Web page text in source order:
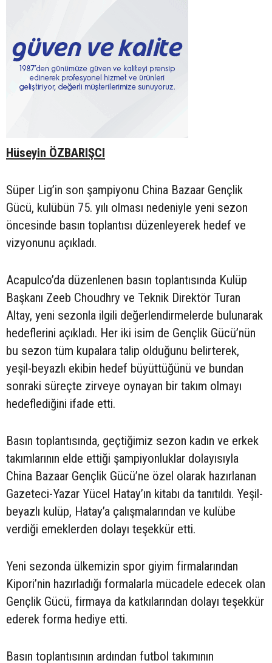
Hüseyin ÖZBARIŞCI
Süper Lig’in son şampiyonu China Bazaar Gençlik
Gücü, kulübün 75. yılı olması nedeniyle yeni sezon
öncesinde basın toplantısı düzenleyerek hedef ve
vizyonunu açıkladı.
Acapulco’da düzenlenen basın toplantısında Kulüp
Başkanı Zeeb Choudhry ve Teknik Direktör Turan
Altay, yeni sezonla ilgili değerlendirmelerde bulunarak
hedeflerini açıkladı. Her iki isim de Gençlik Gücü’nün
bu sezon tüm kupalara talip olduğunu belirterek,
yeşil-beyazlı ekibin hedef büyüttüğünü ve bundan
sonraki süreçte zirveye oynayan bir takım olmayı
hedeflediğini ifade etti.
Basın toplantısında, geçtiğimiz sezon kadın ve erkek
takımlarının elde ettiği şampiyonluklar dolayısıyla
China Bazaar Gençlik Gücü’ne özel olarak hazırlanan
Gazeteci-Yazar Yücel Hatay’ın kitabı da tanıtıldı. Yeşil-
beyazlı kulüp, Hatay’a çalışmalarından ve kulübe
verdiği emeklerden dolayı teşekkür etti.
Yeni sezonda ülkemizin spor giyim firmalarından
Kipori’nin hazırladığı formalarla mücadele edecek olan
Gençlik Gücü, firmaya da katkılarından dolayı teşekkür
ederek forma hediye etti.
Basın toplantısının ardından futbol takımının